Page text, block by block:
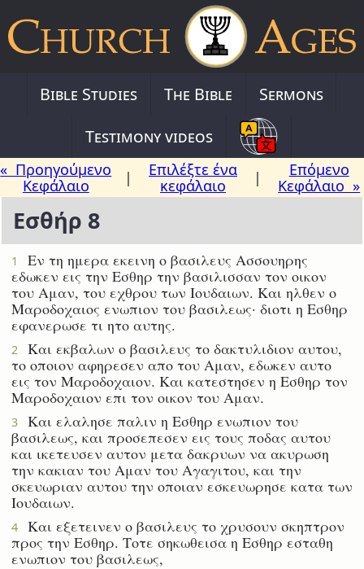
Bible Studies The Bible
Sermons
Testimony videos
« Προηγούμενο
Κεφάλαιο
|
Επιλέξτε ένα
κεφάλαιο
|
Επόμενο
Κεφάλαιο »
Εσθήρ 8
1
Εν τη ημερα εκεινη ο βασιλευς Ασσουηρης
εδωκεν εις την Εσθηρ την βασιλισσαν τον οικον
του Αμαν, του εχθρου των Ιουδαιων. Και ηλθεν ο
Μαροδοχαιος ενωπιον του βασιλεως· διοτι η Εσθηρ
εφανερωσε τι ητο αυτης.
2
Και εκβαλων ο βασιλευς το δακτυλιδιον αυτου,
το οποιον αφηρεσεν απο του Αμαν, εδωκεν αυτο
εις τον Μαροδοχαιον. Και κατεστησεν η Εσθηρ τον
Μαροδοχαιον επι τον οικον του Αμαν.
3
Και ελαλησε παλιν η Εσθηρ ενωπιον του
βασιλεως, και προσεπεσεν εις τους ποδας αυτου
και ικετευσεν αυτον μετα δακρυων να ακυρωση
την κακιαν του Αμαν του Αγαγιτου, και την
σκευωριαν αυτου την οποιαν εσκευωρησε κατα των
Ιουδαιων.
4
Και εξετεινεν ο βασιλευς το χρυσουν σκηπτρον
προς την Εσθηρ. Τοτε σηκωθεισα η Εσθηρ εσταθη
ενωπιον του βασιλεως,